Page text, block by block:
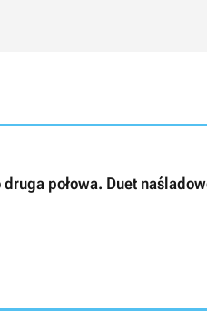
połowa. Duet